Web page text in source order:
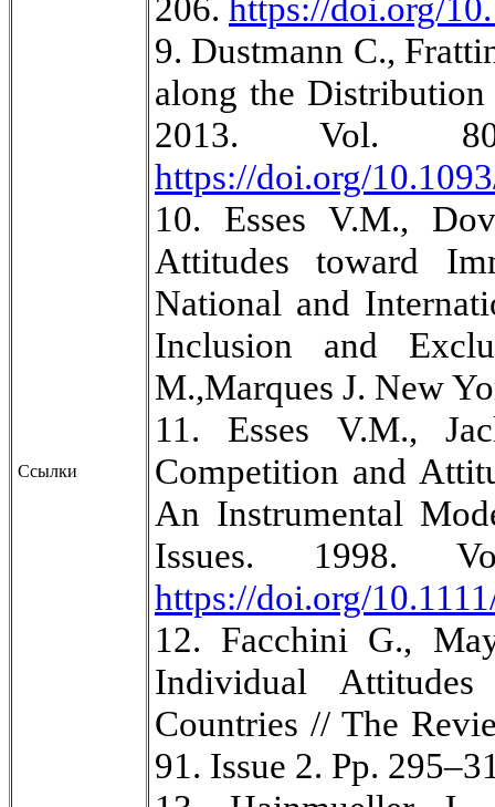
Ссылки
206. https://doi.org/
9. Dustmann C.,
along the
2013. Vol.
https://doi.org/
10. Esses V.M.,
Attitudes toward
National and
Inclusion and
M.,Marques J. New
11. Esses V.M.,
Competition and
An Instrumental
Issues. 1998.
https://doi.org/
12. Facchini G.,
Individual
Countries // The
91. Issue 2. Pp.